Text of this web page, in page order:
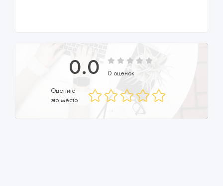
0.0
0 оценок
Оцените
это место